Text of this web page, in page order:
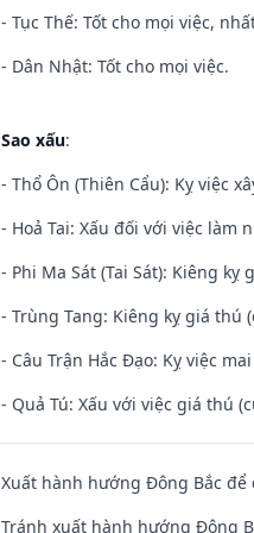
- Tục Thế: Tốt cho mọi việc,
- Dân Nhật: Tốt cho mọi việc.
Sao xấu:
- Thổ Ôn (Thiên Cẩu): Kỵ việc
- Hoả Tai: Xấu đối với việc làm
- Phi Ma Sát (Tai Sát): Kiêng
- Trùng Tang: Kiêng kỵ giá thú
- Câu Trận Hắc Đạo: Kỵ việc
- Quả Tú: Xấu với việc giá thú
Xuất hành hướng Đông Bắc để
Tránh xuất hành hướng Đông